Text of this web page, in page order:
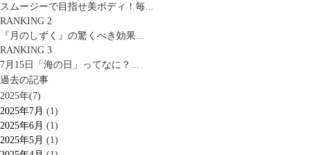
スムージーで目指せ美ボディ！毎...
RANKING 2
『月のしずく』の驚くべき効果...
RANKING 3
7月15日「海の日」ってなに？...
過去の記事
2025年(7)
2025年7月 (1)
2025年6月 (1)
2025年5月 (1)